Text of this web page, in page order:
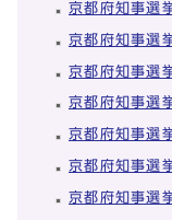
京都府知事選
京都府知事選
京都府知事選
京都府知事選
京都府知事選
京都府知事選
京都府知事選